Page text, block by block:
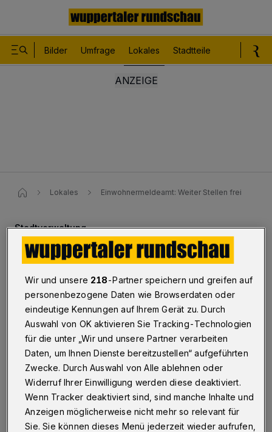
Bilder Umfrage Lokales Stadtteile
Lokales Einwohnermeldeamt: Weiter Stellen frei
Stadtverwaltung
Einwohnermeldeamt: Weiter
Stellen frei
Wuppertal· Die Wuppertaler Stadtverwaltung muss
beim Einwohnermeldeamt erneut Stellen besetzen.
Darauf können sich auch Externe bewerben. Darauf
weist das Personalressort der Stadt hin. Die aktuelle
Ausschreibung läuft noch bis Mitte Februar.
Eine Minute Lesezeit
Wir und unsere 218-Partner speichern und greifen auf
personenbezogene Daten wie Browserdaten oder
eindeutige Kennungen auf Ihrem Gerät zu. Durch
Auswahl von OK aktivieren Sie Tracking-Technologien
für die unter „Wir und unsere Partner verarbeiten
Daten, um Ihnen Dienste bereitzustellen“ aufgeführten
Zwecke. Durch Auswahl von Alle ablehnen oder
Widerruf Ihrer Einwilligung werden diese deaktiviert.
Wenn Tracker deaktiviert sind, sind manche Inhalte und
Anzeigen möglicherweise nicht mehr so relevant für
Sie. Sie können dieses Menü jederzeit wieder aufrufen,